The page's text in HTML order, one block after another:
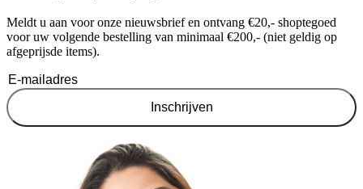
Meldt u aan voor onze nieuwsbrief en ontvang €20,- shoptegoed
voor uw volgende bestelling van minimaal €200,- (niet geldig op
afgeprijsde items).
Inschrijven